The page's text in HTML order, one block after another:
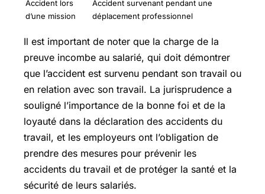
Accident lors
d’une mission
Accident survenant pendant une
déplacement professionnel
Il est important de noter que la charge de la
preuve incombe au salarié, qui doit démontrer
que l’accident est survenu pendant son travail ou
en relation avec son travail. La jurisprudence a
souligné l’importance de la bonne foi et de la
loyauté dans la déclaration des accidents du
travail, et les employeurs ont l’obligation de
prendre des mesures pour prévenir les
accidents du travail et de protéger la santé et la
sécurité de leurs salariés.